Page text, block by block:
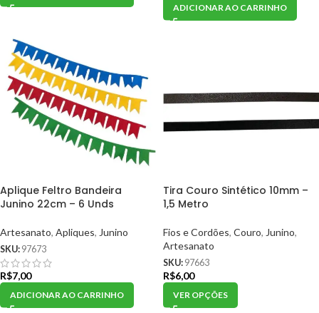
ADICIONAR AO CARRINHO
Aplique Feltro Bandeira
Junino 22cm – 6 Unds
Artesanato, Apliques, Junino
SKU: 97673
R$7,00
ADICIONAR AO CARRINHO
Tira Couro Sintético 10mm –
1,5 Metro
Fios e Cordões, Couro, Junino,
Artesanato
SKU: 97663
R$6,00
VER OPÇÕES